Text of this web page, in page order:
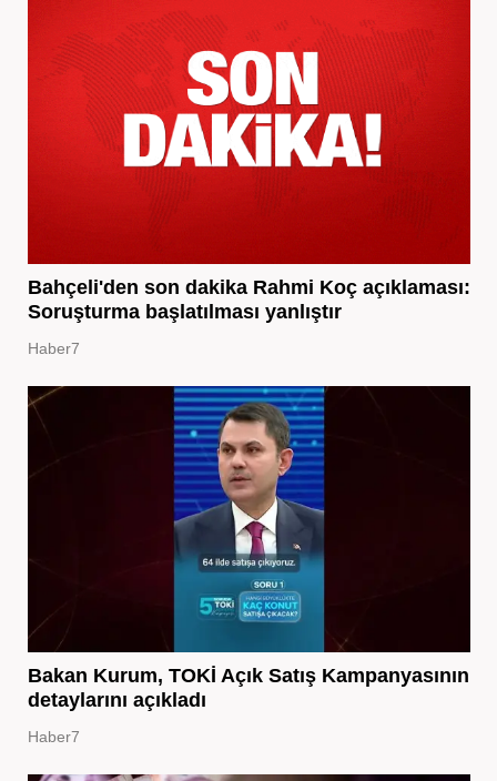
Bahçeli'den son dakika Rahmi Koç açıklaması:
Soruşturma başlatılması yanlıştır
Haber7
Bakan Kurum, TOKİ Açık Satış Kampanyasının
detaylarını açıkladı
Haber7